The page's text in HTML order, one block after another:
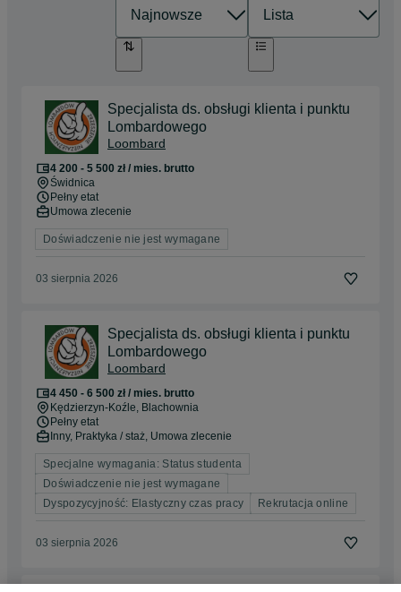
Specjalista ds. obsługi klienta i punktu
Lombardowego
Loombard
4 200 - 5 500 zł / mies. brutto
Świdnica
Pełny etat
Umowa zlecenie
Doświadczenie nie jest wymagane
03 sierpnia 2026
Specjalista ds. obsługi klienta i punktu
Lombardowego
Loombard
4 450 - 6 500 zł / mies. brutto
Kędzierzyn-Koźle, Blachownia
Pełny etat
Inny, Praktyka / staż, Umowa zlecenie
Specjalne wymagania: Status studenta
Doświadczenie nie jest wymagane
Dyspozycyjność: Elastyczny czas pracy
Rekrutacja online
03 sierpnia 2026